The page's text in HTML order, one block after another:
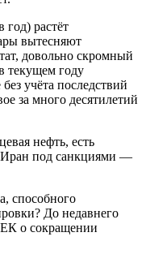
растёт
вытесняют
довольно скромный
текущем году
учёта последствий
за много десятилетий
нефть, есть
Иран под санкциями —
способного
До недавнего
о сокращении